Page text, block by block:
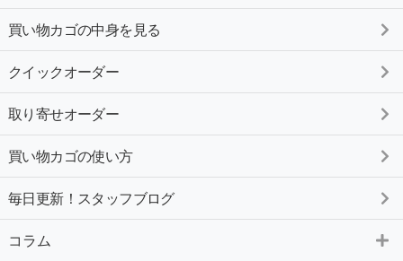
買い物カゴの中身を見る
クイックオーダー
取り寄せオーダー
買い物カゴの使い方
毎日更新！スタッフブログ
コラム